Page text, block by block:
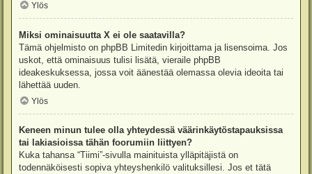
Ylös
Miksi ominaisuutta X ei ole saatavilla?
Tämä ohjelmisto on phpBB Limitedin kirjoittama ja lisensoima. Jos
uskot, että ominaisuus tulisi lisätä, vieraile phpBB
ideakeskuksessa , jossa voit äänestää olemassa olevia ideoita tai
lähettää uuden.
Ylös
Keneen minun tulee olla yhteydessä väärinkäytöstapauksissa
tai lakiasioissa tähän foorumiin liittyen?
Kuka tahansa “Tiimi”-sivulla mainituista ylläpitäjistä on
todennäköisesti sopiva yhteyshenkilö valituksillesi. Jos et tätä